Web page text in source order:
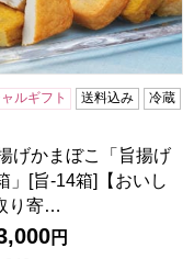
ルギフト 送料込み 冷蔵
げかまぼこ「旨揚げ
」[旨-14箱]【おいし
り寄…
円